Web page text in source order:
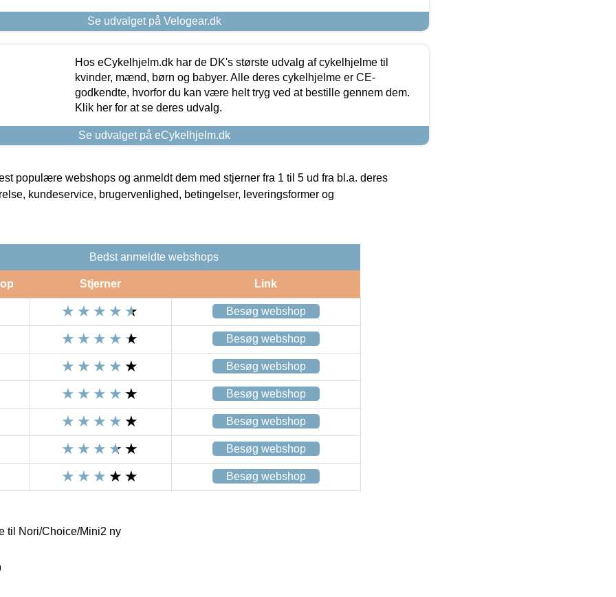
Se udvalget på Velogear.dk
Hos eCykelhjelm.dk har de DK's største udvalg af cykelhjelme til
kvinder, mænd, børn og babyer. Alle deres cykelhjelme er CE-
godkendte, hvorfor du kan være helt tryg ved at bestille gennem dem.
Klik her for at se deres udvalg.
Se udvalget på eCykelhjelm.dk
populære webshops og anmeldt dem med stjerner fra 1 til 5 ud fra bl.a. deres
kundeservice, brugervenlighed, betingelser, leveringsformer og
Bedst anmeldte webshops
Stjerner Link
Besøg webshop
Besøg webshop
Besøg webshop
Besøg webshop
Besøg webshop
Besøg webshop
Besøg webshop
til Nori/Choice/Mini2 ny